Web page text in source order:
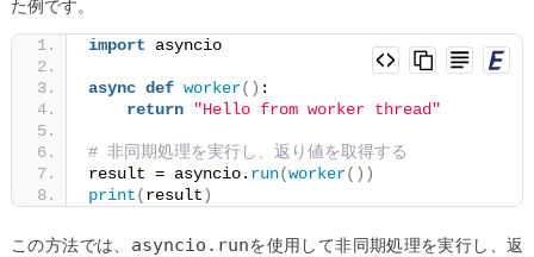
た例です。
import asyncio
async def worker() :
return
"Hello from worker thread"
# 非同期処理を実行し、返り値を取得する
result = asyncio. run(worker())
print(result)
この方法では、 asyncio.runを使用して非同期処理を実行し、返